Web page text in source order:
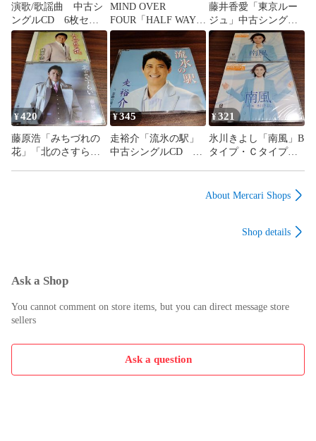
演歌/歌謡曲 中古シ
ングルCD 6枚セッ
ト 訳あり処分特価
品 管理番号260806-
311
MIND OVER
FOUR「HALF WAY
DOWN」輸入盤中古
CD オルタナティヴ
メタル 管理番号
260806-140
藤井香愛「東京ルー
ジュ」中古シングル
CD 演歌/歌謡曲 管
理番号260806-140
¥420
藤原浩「みちづれの
花」「北のさすら
¥345
走裕介「流氷の駅」
中古シングルCD 演
¥321
氷川きよし「南風」B
タイプ・Ｃタイプ
謡曲 管理番号
About Mercari Shops
Shop details
Ask a Shop
You cannot comment on store items, but you can direct message store
sellers
Ask a question